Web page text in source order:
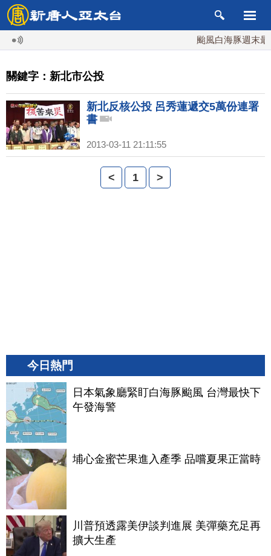
颱風白海豚週末最
關鍵字：新北市公投
新北反核公投 呂秀蓮遞交5萬份連署
書
2013-03-11 21:11:55
< 1 >
今日熱門
日本氣象廳緊盯白海豚颱風 台灣最快下
午發海警
埔心金蜜芒果進入產季 品嚐夏果正當時
川普預透露美伊談判進展 美彈藥充足再
擴大生產